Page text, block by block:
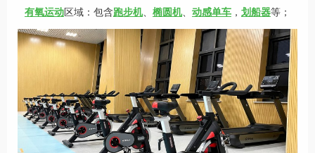
有氧运动区域：包含跑步机、 椭圆机、 动感单车 ， 划船器等；